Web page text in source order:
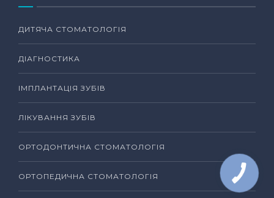
ДИТЯЧА СТОМАТОЛОГІЯ
ДІАГНОСТИКА
ІМПЛАНТАЦІЯ ЗУБІВ
ЛІКУВАННЯ ЗУБІВ
ОРТОДОНТИЧНА СТОМАТОЛОГІЯ
ОРТОПЕДИЧНА СТОМАТОЛОГІЯ